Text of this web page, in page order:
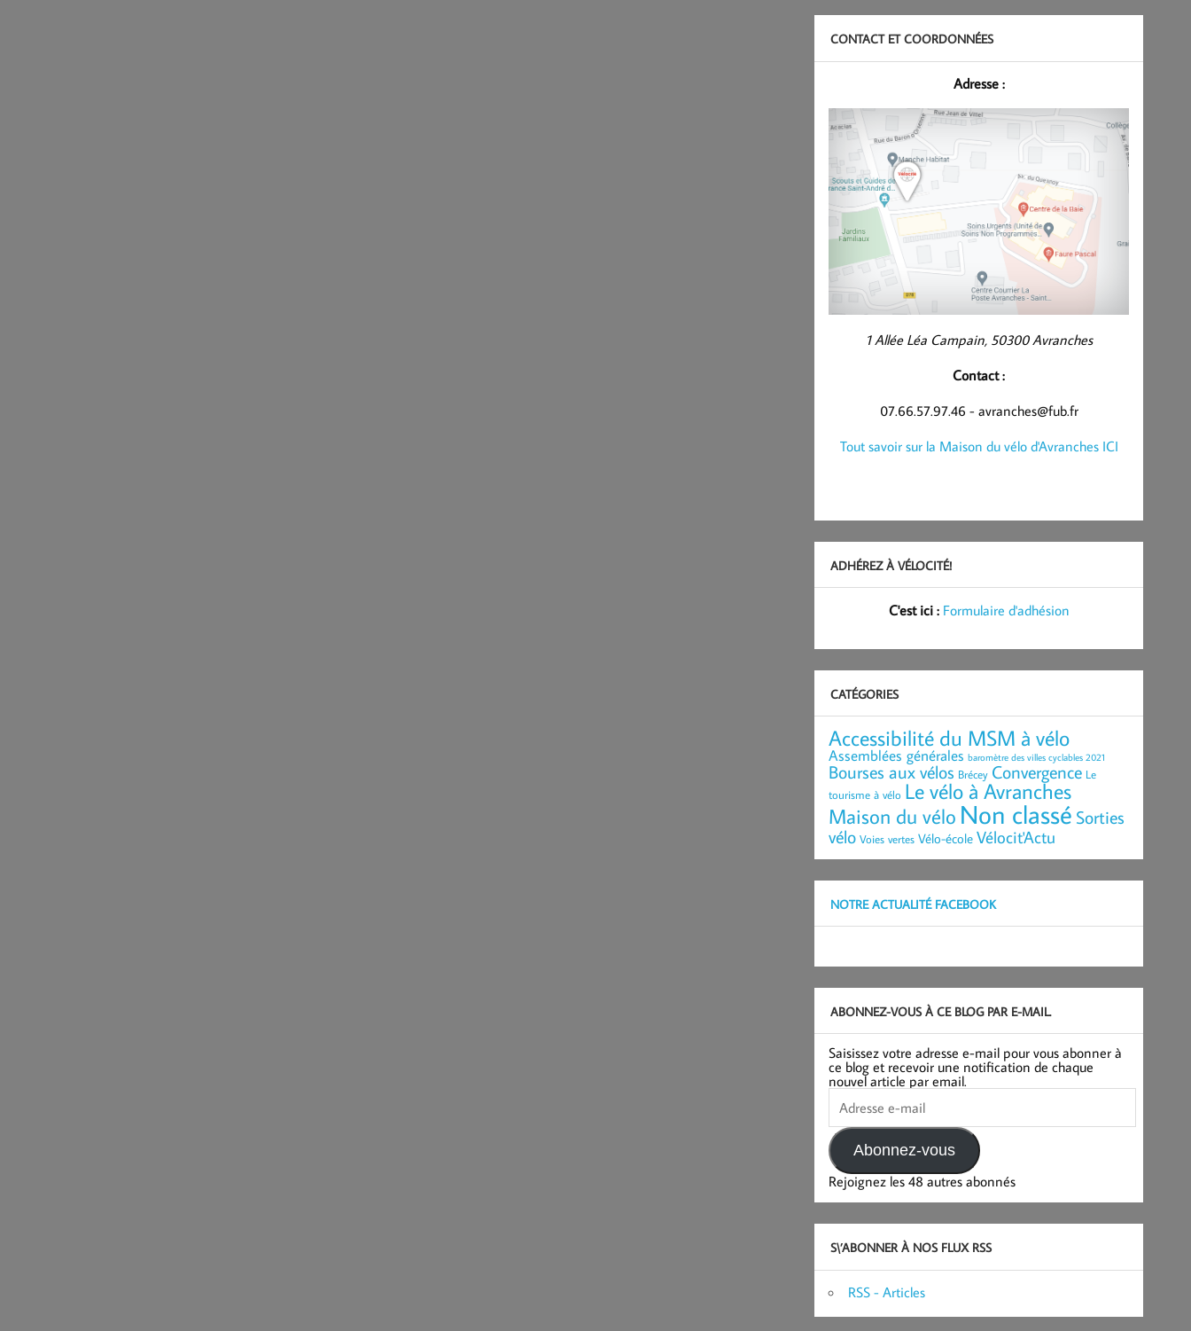
CONTACT ET COORDONNÉES
Adresse :
1 Allée Léa Campain, 50300 Avranches
Contact :
07.66.57.97.46 - avranches@fub.fr
Tout savoir sur la Maison du vélo d'Avranches ICI
ADHÉREZ À VÉLOCITÉ!
C'est ici : Formulaire d'adhésion
CATÉGORIES
Accessibilité du MSM à vélo
Assemblées générales baromètre des villes cyclables 2021
Bourses aux vélos Brécey Convergence Le
tourisme à vélo Le vélo à Avranches
Maison du vélo Non classé Sorties
vélo Voies vertes Vélo-école Vélocit'Actu
NOTRE ACTUALITÉ FACEBOOK
ABONNEZ-VOUS À CE BLOG PAR E-MAIL.
Saisissez votre adresse e-mail pour vous abonner à
ce blog et recevoir une notification de chaque
nouvel article par email.
Adresse
e-
mail
Abonnez-vous
Rejoignez les 48 autres abonnés
S\’ABONNER À NOS FLUX RSS
RSS - Articles